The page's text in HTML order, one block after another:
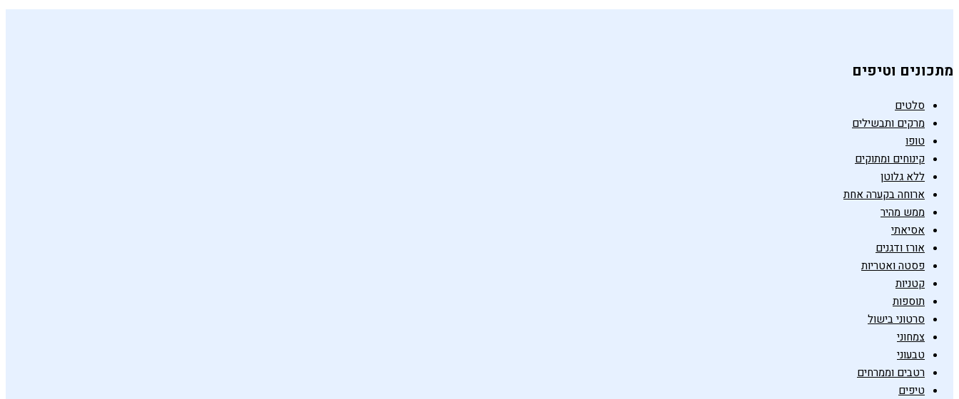
מתכונים וטיפים
סלטים
מרקים ותבשילים
טופו
קינוחים ומתוקים
ללא גלוטן
ארוחה בקערה אחת
ממש מהיר
אסיאתי
אורז ודגנים
פסטה ואטריות
קטניות
תוספות
סרטוני בישול
צמחוני
טבעוני
רטבים וממרחים
טיפים